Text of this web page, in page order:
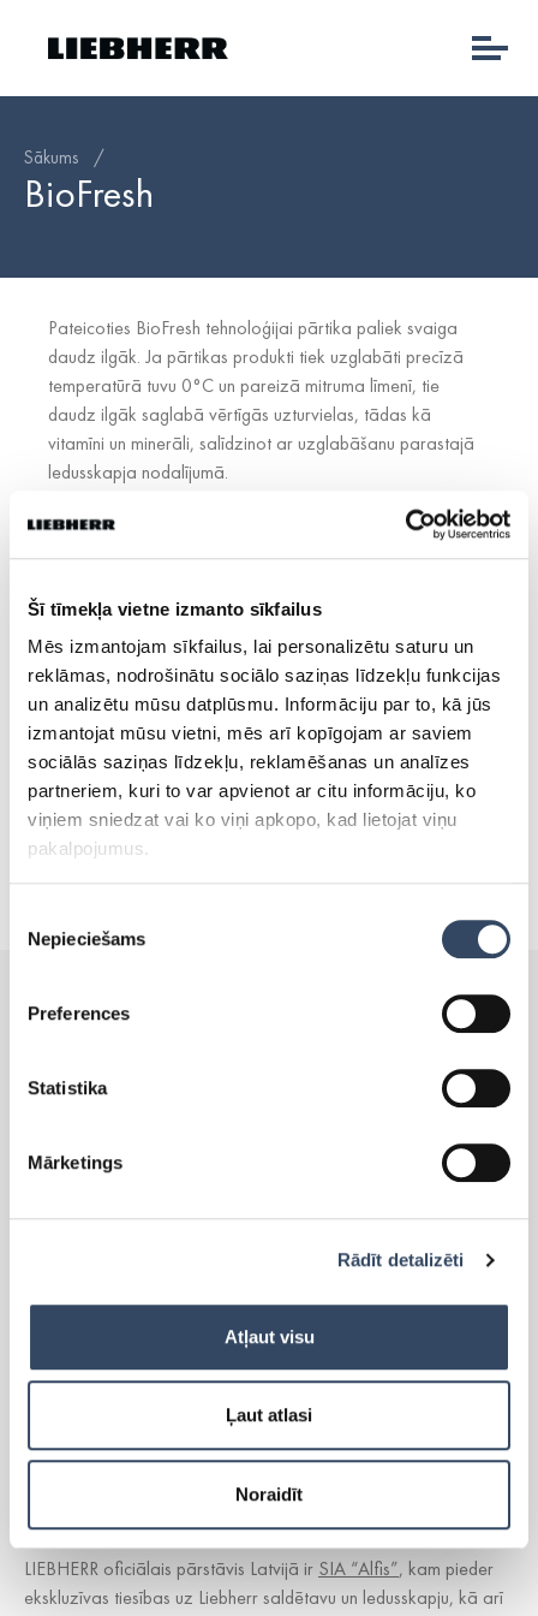
Šī tīmekļa vietne izmanto sīkfailus
Mēs izmantojam sīkfailus, lai personalizētu saturu un
reklāmas, nodrošinātu sociālo saziņas līdzekļu funkcijas
un analizētu mūsu datplūsmu. Informāciju par to, kā jūs
izmantojat mūsu vietni, mēs arī kopīgojam ar saviem
sociālās saziņas līdzekļu, reklamēšanas un analīzes
partneriem, kuri to var apvienot ar citu informāciju, ko
viņiem sniedzat vai ko viņi apkopo, kad lietojat viņu
pakalpojumus.
izvēle
Nepieciešams
Preferences
Statistika
Mārketings
Rādīt detalizēti
Atļaut visu
Ļaut atlasi
Noraidīt
Sākums /
BioFresh
Pateicoties BioFresh tehnoloģijai pārtika paliek svaiga
daudz ilgāk. Ja pārtikas produkti tiek uzglabāti precīzā
temperatūrā tuvu 0°C un pareizā mitruma līmenī, tie
daudz ilgāk saglabā vērtīgās uzturvielas, tādas kā
vitamīni un minerāli, salīdzinot ar uzglabāšanu parastajā
ledusskapja nodalījumā.
Liebherr ledusskapji un
saldētavas
LIEBHERR oficiālais pārstāvis Latvijā ir SIA “Alfis”, kam pieder
ekskluzīvas tiesības uz Liebherr saldētavu un ledusskapju, kā arī
PRODUKTI
Side-By-Side
Brīvi stāvošās saldētavas
Lādes
Vīna skapji